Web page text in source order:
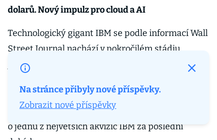
dolarů. Nový impulz pro cloud a AI
Technologický gigant IBM se podle informací Wall
Street Journal nachází v pokročilém stádiu
jednání o koupi společnosti Confluent, která se
reálném čase. Hodnota transakce by mohla
dosáhnout přibližně 11 miliard dolarů, čímž by šlo
o jednu z největších akvizic IBM za poslední
Na stránce přibyly nové příspěvky.
Zobrazit nové příspěvky